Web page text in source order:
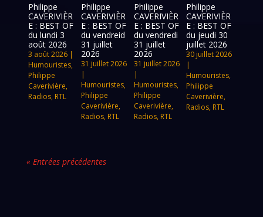
Philippe
CAVERIVIÈR
E : BEST OF
du lundi 3
août 2026
3 août 2026 |
Humouristes,
Philippe
Caverivière,
Radios, RTL
Philippe
CAVERIVIÈR
E : BEST OF
du vendreid
31 juillet
2026
31 juillet 2026
|
Humouristes,
Philippe
Caverivière,
Radios, RTL
Philippe
CAVERIVIÈR
E : BEST OF
du vendredi
31 juillet
2026
31 juillet 2026
|
Humouristes,
Philippe
Caverivière,
Radios, RTL
Philippe
CAVERIVIÈR
E : BEST OF
du jeudi 30
juillet 2026
30 juillet 2026
|
Humouristes,
Philippe
Caverivière,
Radios, RTL
« Entrées précédentes